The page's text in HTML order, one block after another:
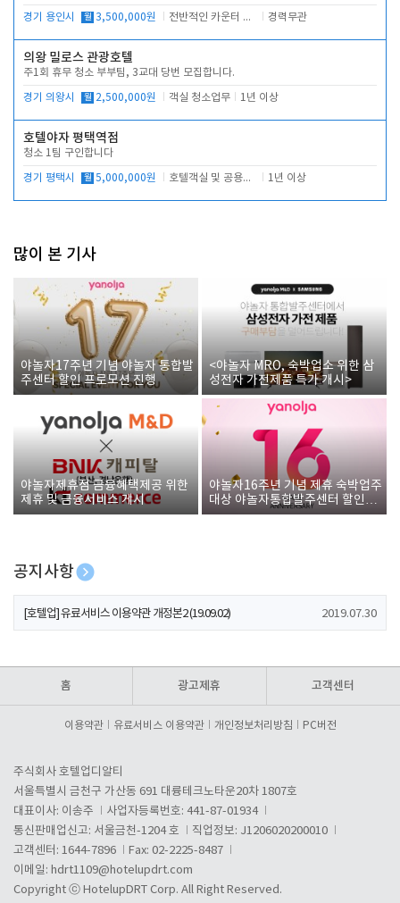
경기 용인시 월 3,500,000원 전반적인 카운터 업무 경력무관
의왕 밀로스 관광호텔
주1회 휴무 청소 부부팀, 3교대 당번 모집합니다.
경기 의왕시 월 2,500,000원 객실 청소업무 1년 이상
호텔야자 평택역점
청소 1팀 구인합니다
경기 평택시 월 5,000,000원 호텔객실 및 공용시설 청소 관리 1년 이상
많이 본 기사
야놀자17주년 기념 야놀자 통합발
주센터 할인 프로모션 진행
<야놀자 MRO, 숙박업소 위한 삼
성전자 가전제품 특가 개시>
야놀자제휴점 금융혜택제공 위한
제휴 및 금융서비스 게시
야놀자16주년 기념 제휴 숙박업주
대상 야놀자통합발주센터 할인쿠
폰 증정
공지사항
[호텔업] 개인정보 처리방침 개정본1 (19.09.02)
[호텔업] 유료서비스 이용약관 개정본2 (19.09.02) 2019.07.30
홈 광고제휴 고객센터
이용약관 유료서비스 이용약관 개인정보처리방침 PC버전
주식회사 호텔업디알티
서울특별시 금천구 가산동 691 대륭테크노타운20차 1807호
대표이사: 이송주
사업자등록번호: 441-87-01934
통신판매업신고: 서울금천-1204 호
직업정보: J1206020200010
고객센터: 1644-7896
Fax: 02-2225-8487
이메일: hdrt1109@hotelupdrt.com
Copyright ⓒ HotelupDRT Corp. All Right Reserved.